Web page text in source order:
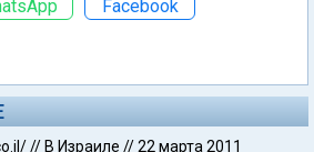
Facebook
// В Израиле //22 марта 2011